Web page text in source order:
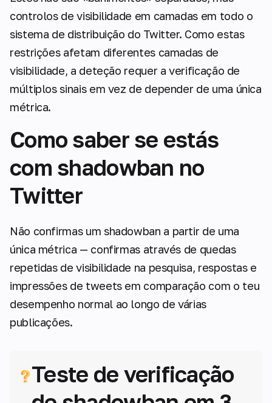
controlos de visibilidade em camadas em todo o
sistema de distribuição do Twitter. Como estas
restrições afetam diferentes camadas de
visibilidade, a deteção requer a verificação de
múltiplos sinais em vez de depender de uma única
métrica.
Como saber se estás
com shadowban no
Twitter
Não confirmas um shadowban a partir de uma
única métrica — confirmas através de quedas
repetidas de visibilidade na pesquisa, respostas e
impressões de tweets em comparação com o teu
desempenho normal ao longo de várias
publicações.
Teste de verificação